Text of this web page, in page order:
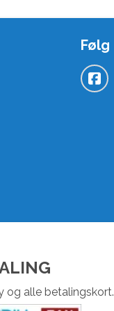
Følg
og alle betalingskort.